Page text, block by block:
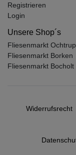
Registrieren
Login
Unsere Shop´s
Fliesenmarkt Ochtrup
Fliesenmarkt Borken
Fliesenmarkt Bocholt
Widerrufs­recht